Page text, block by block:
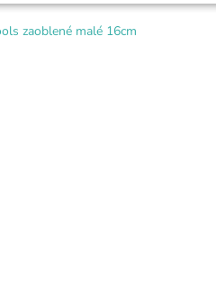
zaoblené malé 16cm